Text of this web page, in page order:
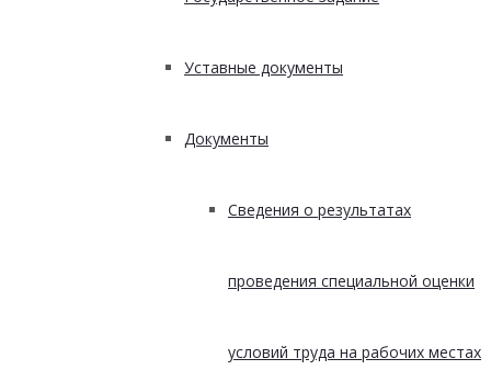
Уставные документы
Документы
Сведения о результатах
проведения специальной оценки
условий труда на рабочих местах